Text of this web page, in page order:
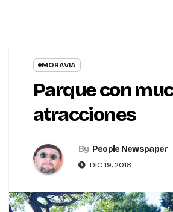
MORAVIA
Parque con
atracciones
By People Newspaper
DIC 19, 2018